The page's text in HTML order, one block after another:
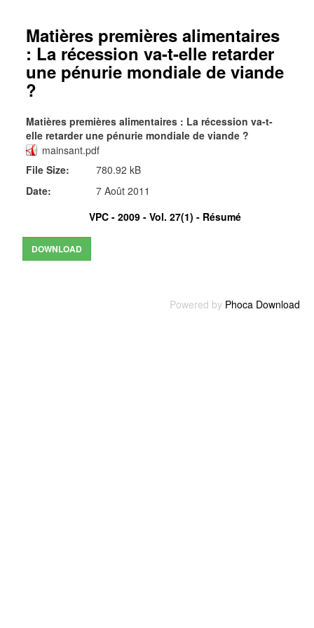
Matières premières alimentaires
: La récession va-t-elle retarder
une pénurie mondiale de viande
?
Matières premières alimentaires : La récession va-t-
elle retarder une pénurie mondiale de viande ?
mainsant.pdf
File Size:
780.92 kB
Date:
7 Août 2011
VPC - 2009 - Vol. 27(1) - Résumé
Powered by Phoca Download